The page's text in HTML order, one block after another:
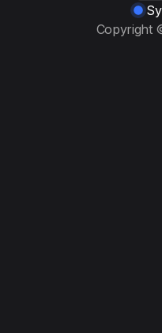
Copyright